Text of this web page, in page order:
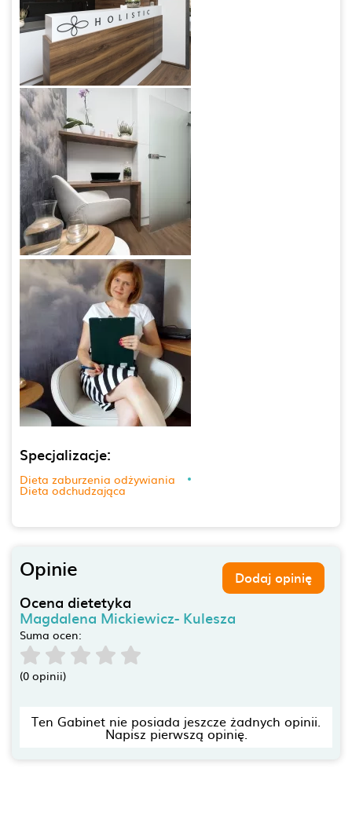
Specjalizacje:
Dieta zaburzenia odżywiania
Dieta odchudzająca
Opinie Dodaj opinię
Ocena dietetyka
Magdalena Mickiewicz- Kulesza
Suma ocen:
(0 opinii)
Ten Gabinet nie posiada jeszcze żadnych opinii.
Napisz pierwszą opinię.